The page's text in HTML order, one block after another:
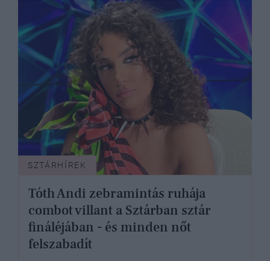
SZTÁRHÍREK
Tóth Andi zebramintás ruhája
combot villant a Sztárban sztár
fináléjában - és minden nőt
felszabadít